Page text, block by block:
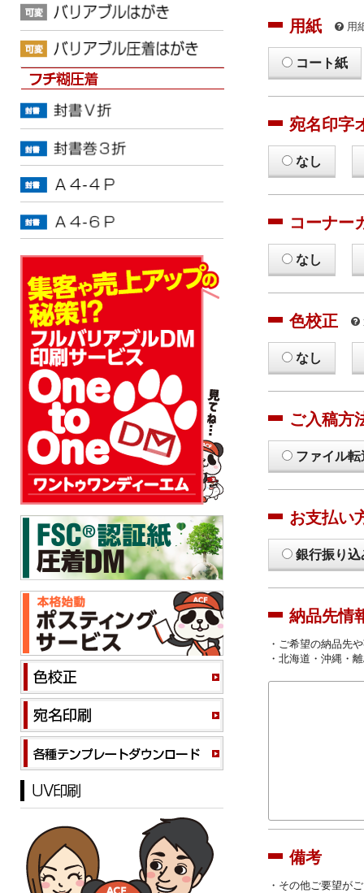
用紙 用
コート紙
宛名印字
なし
コーナー
なし
色校正
なし
ご入稿方
ファイル
お支払い
銀行振り込
納品先情
・ご希望の納品先
・北海道・沖縄・
備考
・その他ご要望が